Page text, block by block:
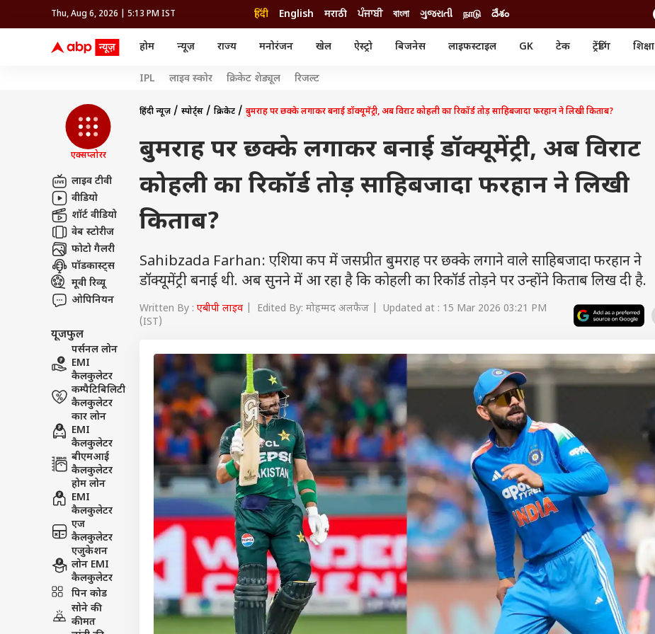
Thu, Aug 6, 2026 | 5:13 PM IST हिंदी English मराठी ਪੰਜਾਬੀ বাংলা ગુજરાતી நாடு దేశం
होम न्यूज़ राज्य
दिल्ली NCR
महाराष्ट्र
राजस्थान
मध्य प्रदेश
हरियाणा
झारखंड
हिमाचल प्रदेश
जम्मू और कश्मीर
मनोरंजन
टेलीविजन
तमिल सिनेमा
भोजपुरी सिनेमा
मूवी रिव्यू
रीजनल सिनेमा
खेल
WWE
ओलिंपिक
ऐस्ट्रो
अंक ज्योतिष
वास्तु शास्त्र
ग्रह गोचर
एस्ट्रो स्पेशल
बिजनेस लाइफस्टाइल
पैरेंटिंग
फैशन
होम टिप्स
GK टेक ट्रेंडिंग शिक्षा
अपराध
उत्तर प्रदेश और उत्तराखंड
हरियाणा
महाराष्ट्र
गुजरात
मध्य प्रदेश
झारखंड
दिल्ली एनसीआर
पंजाब
बॉलीवुड
रीजनल सिनेमा
ओटीटी
टेक्नोलॉजी
चैटजीपीटी
गैजेट
शिक्षा
नौकरी
राशिफल
अंक शास्त्र
ग्रह गोचर
ट्रेंडिंग वेब स्टोरीज
यूटिलिटी न्यूज़
IPL लाइव स्कोर क्रिकेट शेड्यूल रिजल्ट
एक्सप्लोरर
लाइव टीवी
वीडियो
शॉर्ट वीडियो
वेब स्टोरीज
फोटो गैलरी
पॉडकास्ट्स
मूवी रिव्यू
ओपिनियन
यूजफुल
पर्सनल लोन
EMI
कैलकुलेटर
कम्पैटिबिलिटी
कैलकुलेटर
कार लोन
EMI
कैलकुलेटर
बीएमआई
कैलकुलेटर
होम लोन
EMI
कैलकुलेटर
एज
कैलकुलेटर
एजुकेशन
लोन EMI
कैलकुलेटर
पिन कोड
सोने की
कीमत
हिंदी न्यूज़ स्पोर्ट्स क्रिकेट बुमराह पर छक्के लगाकर बनाई डॉक्यूमेंट्री, अब विराट कोहली का रिकॉर्ड तोड़ साहिबजादा फरहान ने लिखी किताब?
बुमराह पर छक्के लगाकर बनाई डॉक्यूमेंट्री, अब विराट
कोहली का रिकॉर्ड तोड़ साहिबजादा फरहान ने लिखी
किताब?
Sahibzada Farhan: एशिया कप में जसप्रीत बुमराह पर छक्के लगाने वाले साहिबजादा फरहान ने
डॉक्यूमेंट्री बनाई थी. अब सुनने में आ रहा है कि कोहली का रिकॉर्ड तोड़ने पर उन्होंने किताब लिख दी है.
Written By : एबीपी लाइव | Edited By: मोहम्मद अलफैज | Updated at : 15 Mar 2026 03:21 PM
(IST)
हॅलो गेस्ट
पर्सनल कार्नर
टॉप आर्टिकल्स टॉप रील्स